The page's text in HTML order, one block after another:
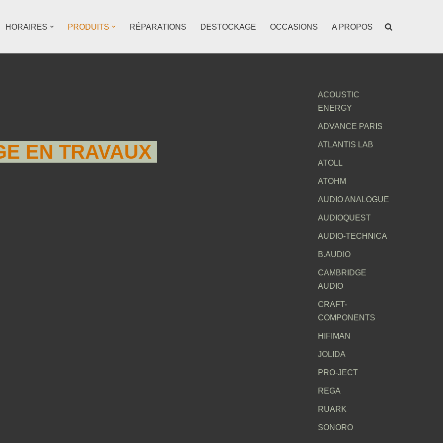
HORAIRES PRODUITS RÉPARATIONS DESTOCKAGE OCCASIONS A PROPOS
EN TRAVAUX
ACOUSTIC
ENERGY
ADVANCE PARIS
ATLANTIS LAB
ATOLL
ATOHM
AUDIO ANALOGUE
AUDIOQUEST
AUDIO-TECHNICA
B.AUDIO
CAMBRIDGE
AUDIO
CRAFT-
COMPONENTS
HIFIMAN
JOLIDA
PRO-JECT
REGA
RUARK
SONORO